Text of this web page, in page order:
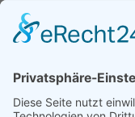
Spenden können
Förderung